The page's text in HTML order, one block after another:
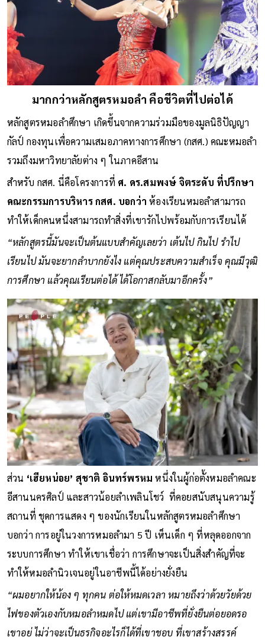
มากกว่าหลักสูตรหมอลำ คือชีวิตที่ไปต่อได้
หลักสูตรหมอลำศึกษา เกิดขึ้นจากความร่วมมือของมูลนิธิปัญญา
กัลป์ กองทุนเพื่อความเสมอภาคทางการศึกษา (กสศ.) คณะหมอลำ
รวมถึงมหาวิทยาลัยต่าง ๆ ในภาคอีสาน
สำหรับ กสศ. นี่คือโครงการที่ ศ. ดร.สมพงษ์ จิตระดับ ที่ปรึกษา
คณะกรรมการบริหาร กสศ. บอกว่าห้องเรียนหมอลำสามารถ
ทำให้เด็กคนหนึ่งสามารถทำสิ่งที่เขารักไปพร้อมกับการเรียนได้
“หลักสูตรนี้มันจะเป็นต้นแบบสำคัญเลยว่า เต้นไป กินไป รำไป
เรียนไป มันจะยากลำบากยังไง แต่คุณประสบความสำเร็จ คุณมีวุฒิ
การศึกษา แล้วคุณเรียนต่อได้ ได้โอกาสกลับมาอีกครั้ง”
ส่วน ‘เฮียหน่อย’ สุชาติ อินทร์พรหมหนึ่งในผู้ก่อตั้งหมอลำคณะ
อีสานนครศิลป์ และสาวน้อยลำเพลินโชว์ ที่คอยสนับสนุนความรู้
สถานที่ ชุดการแสดง ๆ ของนักเรียนในหลักสูตรหมอลำศึกษา
บอกว่า การอยู่ในวงการหมอลำมา 5 ปี เห็นเด็ก ๆ ที่หลุดออกจาก
ระบบการศึกษา ทำให้เขาเชื่อว่า การศึกษาจะเป็นสิ่งสำคัญที่จะ
ทำให้หมอลำนิวเจนอยู่ในอาชีพนี้ได้อย่างยั่งยืน
“ผมอยากให้น้อง ๆ ทุกคน ต่อให้หมดเวลา หมายถึงว่าด้วยวัยด้วย
ไฟของตัวเองกับหมอลำหมดไป แต่เขามีอาชีพที่ยั่งยืนต่อยอดรอ
เขาอยู่ ไม่ว่าจะเป็นธุรกิจอะไรก็ได้ที่เขาชอบ ที่เขาสร้างสรรค์